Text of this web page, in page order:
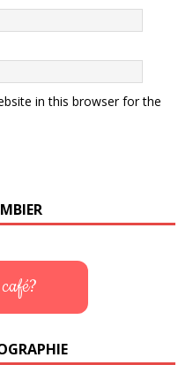
in this browser for the